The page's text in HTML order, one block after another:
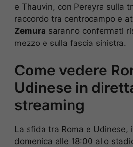
e Thauvin, con Pereyra sulla
raccordo tra centrocampo e
Zemura saranno confermati
mezzo e sulla fascia sinistra.
Come vedere
Udinese in
streaming
La sfida tra Roma e Udinese,
domenica alle 18:00 allo